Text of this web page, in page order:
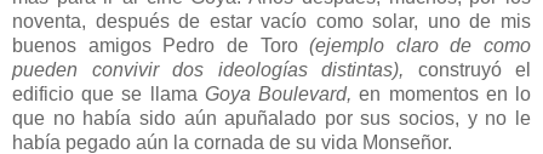
noventa, después de estar vacío como solar, uno de mis
buenos amigos Pedro de Toro(ejemplo claro de como
pueden convivir dos ideologías distintas), construyó el
edificio que se llama Goya Boulevard, en momentos en lo
que no había sido aún apuñalado por sus socios, y no le
había pegado aún la cornada de su vida Monseñor.